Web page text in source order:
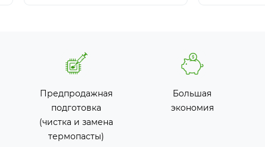
Предпродажная
подготовка
(чистка и замена
термопасты)
Большая
экономия